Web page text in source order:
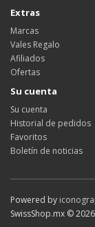
Extras
Marcas
Vales Regalo
Afiliados
Ofertas
Su cuenta
Su cuenta
Historial de pedidos
Favoritos
Boletín de noticias
Powered by
SwissShop.mx © 2026